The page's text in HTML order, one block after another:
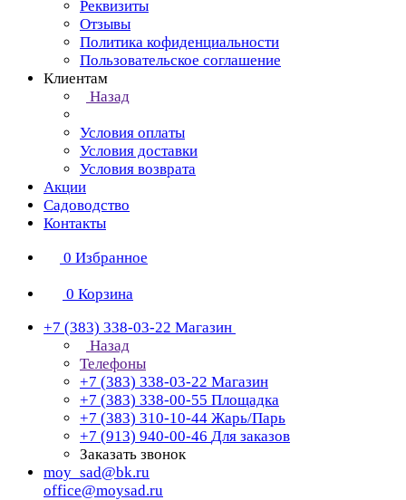
Реквизиты
Отзывы
Политика кофиденциальности
Пользовательское соглашение
Клиентам
Назад
Условия оплаты
Условия доставки
Условия возврата
Акции
Садоводство
Контакты
0 Избранное
0 Корзина
+7 (383) 338-03-22 Магазин
Назад
Телефоны
+7 (383) 338-03-22 Магазин
+7 (383) 338-00-55 Площадка
+7 (383) 310-10-44 Жарь/Парь
+7 (913) 940-00-46 Для заказов
Заказать звонок
moy_sad@bk.ru
office@moysad.ru